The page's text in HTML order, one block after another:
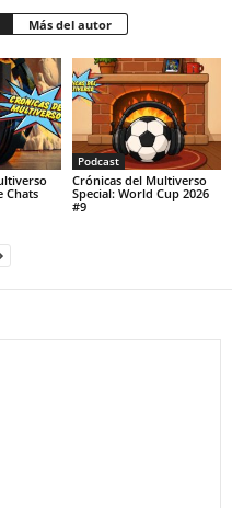
Más del autor
Chats
Podcast
Crónicas del Multiverso
Special: World Cup 2026
#9